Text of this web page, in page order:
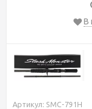
В
Артикул: SMC-791H